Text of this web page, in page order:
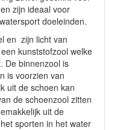
zijn ideaal voor
doeleinden.
en zijn licht van
kunststofzool welke
De binnenzool is
is voorzien van
uit de schoen kan
de schoenzool zitten
uit de
sporten in het water